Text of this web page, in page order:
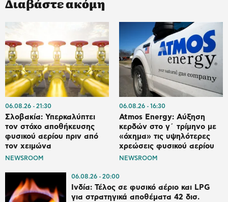
Διαβάστε ακόμη
06.08.26 21:30
Σλοβακία: Υπερκαλύπτει
τον στόχο αποθήκευσης
φυσικού αερίου πριν από
τον χειμώνα
NEWSROOM
06.08.26 16:30
Atmos Energy: Αύξηση
κερδών στο γ΄ τρίμηνο με
«όχημα» τις υψηλότερες
χρεώσεις φυσικού αερίου
NEWSROOM
06.08.26 20:00
Ινδία: Τέλος σε φυσικό αέριο και LPG
για στρατηγικά αποθέματα 42 δισ.